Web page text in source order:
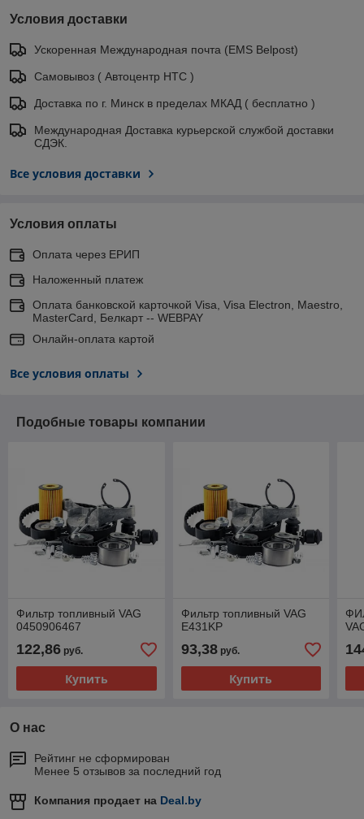
Условия доставки
Ускоренная Международная почта (EMS Belpost)
Самовывоз ( Автоцентр НТС )
Доставка по г. Минск в пределах МКАД ( бесплатно )
Международная Доставка курьерской службой доставки
СДЭК.
Все условия доставки
Условия оплаты
Оплата через ЕРИП
Наложенный платеж
Оплата банковской карточкой Visa, Visa Electron, Maestro,
MasterCard, Белкарт -- WEBPAY
Онлайн-оплата картой
Все условия оплаты
Подобные товары компании
Фильтр топливный VAG
0450906467
122,86 руб.
Купить
Фильтр топливный VAG
E431KP
93,38руб.
Купить
О нас
Рейтинг не сформирован
Менее 5 отзывов за последний год
Компания продает на Deal.by